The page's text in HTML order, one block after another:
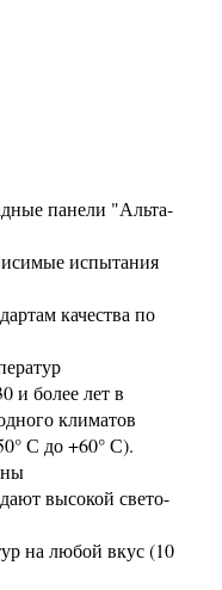
панели "Альта-
испытания
качества по
и более лет в
климатов
С до +60° С).
высокой свето-
на любой вкус (10